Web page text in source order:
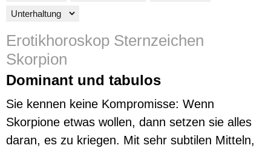
Erotikhoroskop Sternzeichen
Skorpion
Dominant und tabulos
Sie kennen keine Kompromisse: Wenn
Skorpione etwas wollen, dann setzen sie alles
daran, es zu kriegen. Mit sehr subtilen Mitteln,